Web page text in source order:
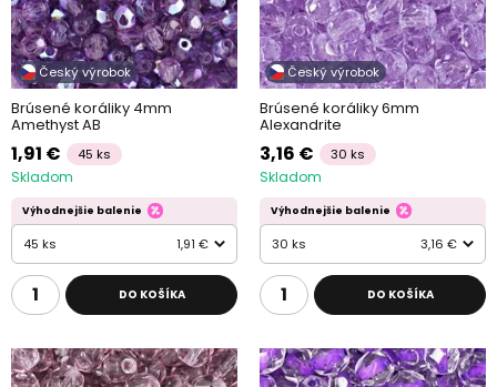
Český výrobok
Brúsené koráliky 4mm
Amethyst AB
1,91 € 45 ks
Skladom
Výhodnejšie balenie
45 ks 1,91 €
DO KOŠÍKA
Český výrobok
Brúsené koráliky 6mm
Alexandrite
3,16 € 30 ks
Skladom
Výhodnejšie balenie
30 ks 3,16 €
DO KOŠÍKA